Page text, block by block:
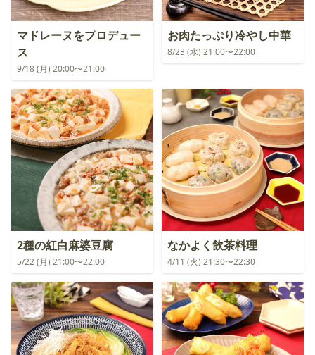
マドレーヌをプロデュー
ス
9/18 (月) 20:00〜21:00
お肉たっぷり冷やし中華
8/23 (水) 21:00〜22:00
2種の紅白麻婆豆腐
5/22 (月) 21:00〜22:00
なかよく飲茶料理
4/11 (火) 21:30〜22:30